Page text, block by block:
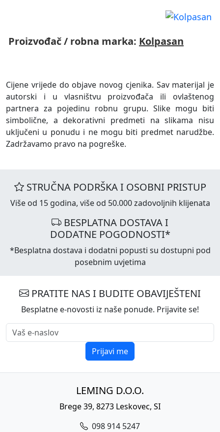
Proizvođač / robna marka: Kolpasan
Cijene vrijede do objave novog cjenika. Sav materijal je
autorski i u vlasništvu proizvođača ili ovlaštenog
partnera za pojedinu robnu grupu. Slike mogu biti
simbolične, a dekorativni predmeti na slikama nisu
uključeni u ponudu i ne mogu biti predmet narudžbe.
Zadržavamo pravo na pogreške.
STRUČNA PODRŠKA I OSOBNI PRISTUP
Više od 15 godina, više od 50.000 zadovoljnih klijenata
BESPLATNA DOSTAVA I
DODATNE POGODNOSTI*
*Besplatna dostava i dodatni popusti su dostupni pod
posebnim uvjetima
PRATITE NAS I BUDITE OBAVIJEŠTENI
Besplatne e-novosti iz naše ponude. Prijavite se!
Prijavi me
LEMING D.O.O.
Brege 39, 8273 Leskovec, SI
098 914 5247